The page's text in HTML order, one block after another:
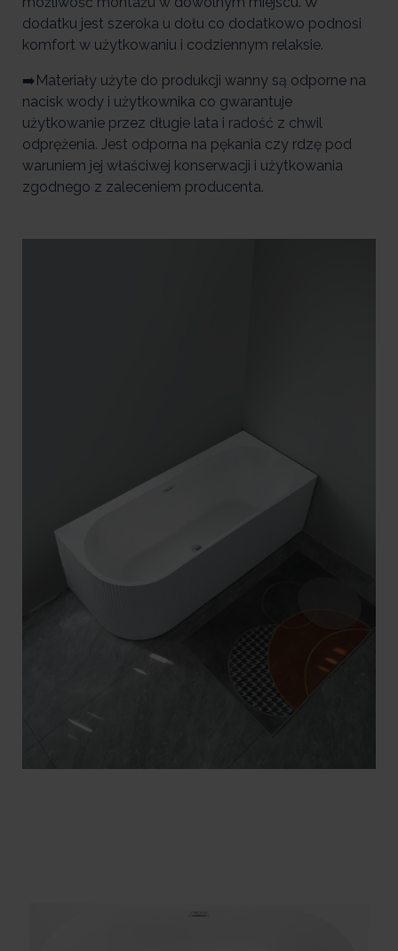
dodatku jest szeroka u dołu co dodatkowo podnosi
komfort w użytkowaniu i codziennym relaksie.
➡️Materiały użyte do produkcji wanny są odporne na
nacisk wody i użytkownika co gwarantuje
użytkowanie przez długie lata i radość z chwil
odprężenia. Jest odporna na pękania czy rdzę pod
waruniem jej właściwej konserwacji i użytkowania
zgodnego z zaleceniem producenta.